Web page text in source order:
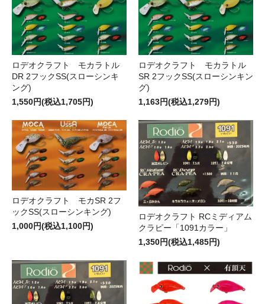
ロデオクラフト モカラトル
DR 2フックSS(スローシンキ
ング)
1,550円(税込1,705円)
ロデオクラフト モカラトル
SR 2フックSS(スローシンキン
グ)
1,163円(税込1,279円)
ロデオクラフト モカSR 2フ
ックSS(スローシンキング)
1,000円(税込1,100円)
ロデオクラフト RCミディアム
クラピー「1091カラー」
1,350円(税込1,485円)